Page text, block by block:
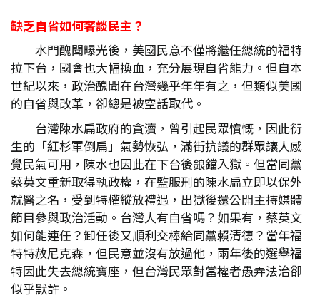
缺乏自省如何奢談民主？
水門醜聞曝光後，美國民意不僅將繼任總統的福特
拉下台，國會也大幅換血，充分展現自省能力。但自本
世紀以來，政治醜聞在台灣幾乎年年有之，但類似美國
的自省與改革，卻總是被空話取代。
台灣陳水扁政府的貪瀆，曾引起民眾憤慨，因此衍
生的「紅杉軍倒扁」氣勢恢弘，滿街抗議的群眾讓人感
覺民氣可用，陳水也因此在下台後鋃鐺入獄。但當同黨
蔡英文重新取得執政權，在監服刑的陳水扁立即以保外
就醫之名，受到特權縱放禮遇，出獄後還公開主持媒體
節目參與政治活動。台灣人有自省嗎？如果有，蔡英文
如何能連任？卸任後又順利交棒給同黨賴清德？當年福
特特赦尼克森，但民意並沒有放過他，兩年後的選舉福
特因此失去總統寶座，但台灣民眾對當權者愚弄法治卻
似乎默許。